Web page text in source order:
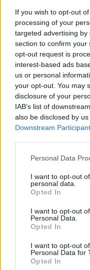
If you wish to opt-out
processing of your
targeted advertising
section to confirm your
opt-out request is
interest-based ads
us or personal
your opt-out. You may
disclosure of your
IAB’s list of
also be disclosed by
Downstream
Personal Data
I want to opt-out
personal data.
Opted In
I want to opt-out
Personal Data.
Opted In
I want to opt-out
Personal Data for
Opted In
Šie geto
„Popieriaus
ant savo kūnų
gabeno į
paslepiama.
Ši išsaugota
o 1948 m. vėl
bibliotekininko
pertvarkytoje į
1989 m. buvo
2017 m.
taip pat aptikta
dokumentų,